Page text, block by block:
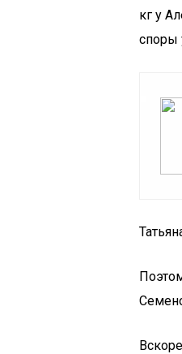
кг у
споры